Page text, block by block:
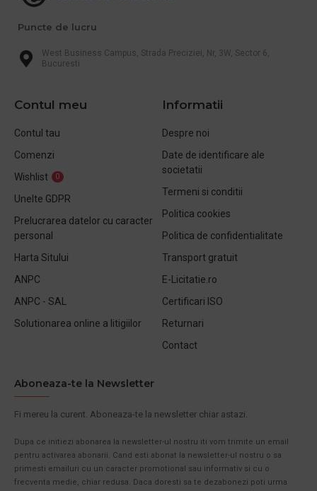
Puncte de lucru
West Business Campus, Strada Preciziei, Nr, 3W, Sector 6,
Bucuresti
Contul meu
Contul tau
Comenzi
Wishlist
0
Unelte GDPR
Prelucrarea datelor cu caracter
personal
Harta Sitului
ANPC
ANPC - SAL
Solutionarea online a litigiilor
Informatii
Despre noi
Date de identificare ale
societatii
Termeni si conditii
Politica cookies
Politica de confidentialitate
Transport gratuit
E-Licitatie.ro
Certificari ISO
Returnari
Contact
Aboneaza-te la Newsletter
Fi mereu la curent. Aboneaza-te la newsletter chiar astazi.
Dupa ce initiezi abonarea la newsletter-ul nostru iti vom trimite un email
pentru activarea abonarii. Cand esti abonat la newsletter-ul nostru o sa
primesti emailuri cu un caracter promotional sau informativ si cu o
frecventa medie, chiar redusa. Daca doresti sa te dezabonezi poti urma